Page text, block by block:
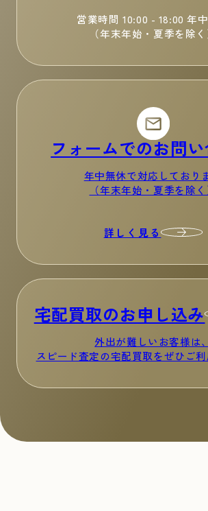
営業時間 10:00 - 18:00 年
（年末年始・夏季を除く
フォームでのお問
年中無休で対応しており
（年末年始・夏季を除く
詳しく見る
宅配買取のお申し込み
外出が難しいお客様は、
スピード査定の宅配買取をぜひご利